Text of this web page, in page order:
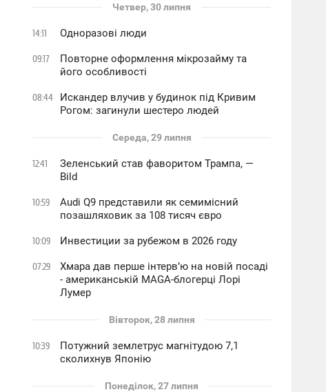
Четвер, 30 липня
14:11 Одноразові люди
09:17
Повторне оформлення мікрозайму та
його особливості
08:44
Искандер влучив у будинок під Кривим
Рогом: загинули шестеро людей
Середа, 29 липня
12:41
Зеленський став фаворитом Трампа, —
Bild
10:59
Audi Q9 представили як семимісний
позашляховик за 108 тисяч євро
10:09 Инвестиции за рубежом в 2026 году
07:29
Хмара дав перше інтервʼю на новій посаді
- американській MAGA-блогерці Лорі
Лумер
Вівторок, 28 липня
10:39
Потужний землетрус магнітудою 7,1
сколихнув Японію
Понеділок, 27 липня